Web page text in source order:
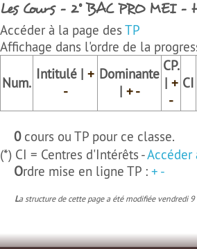
Les Cours - 2° BAC PRO MEI -
Accéder à la page des TP
Affichage dans l'ordre de la
Num.
Intitulé | +
-
Dominante
| +-
CP.
| +
-
CI
0cours ou TP pour ce classe.
(*) CI = Centres d'Intérêts -Accéder
Ordre mise en ligne TP : + -
La structure de cette page a été modifiée vendredi